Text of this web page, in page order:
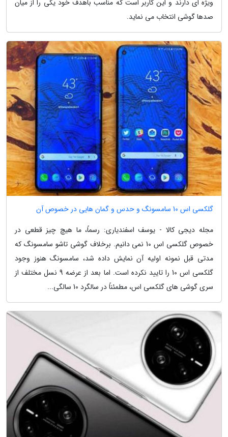
ویژه ای دارند و این کاربر است که مناسب باهدف خود یکی را از میان
صدها گوشی انتخاب می نماید.
گلکسی اس 10 سامسونگ و حدس و گمان هایی در خصوص آن
مجله دیجی کالا - یوسف اسفندیاری: رسماً، ما هیچ چیز قطعی در
خصوص گلکسی اس 10 نمی دانیم. برخلاف گوشی تاشو سامسونگ که
مدتی قبل نمونه اولیه آن نمایش داده شد، سامسونگ هنوز وجود
گلکسی اس 10 را تایید نکرده است. اما بعد از عرضه 9 نسل مختلف از
سری گوشی های گلکسی اس، مطمئناً در سالگرد 10 سالگی...